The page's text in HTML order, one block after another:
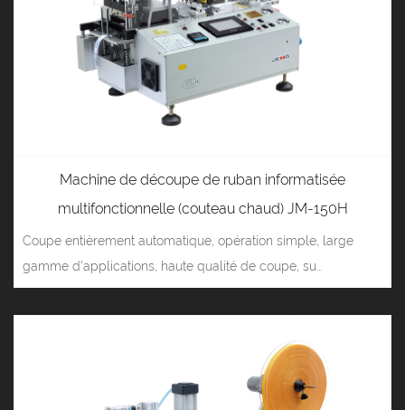
Machine de découpe de ruban informatisée
multifonctionnelle (couteau chaud) JM-150H
Coupe entièrement automatique, opération simple, large
gamme d'applications, haute qualité de coupe, su...